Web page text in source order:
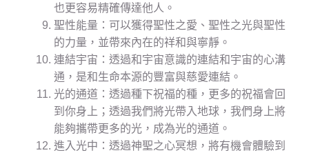
也更容易精確傳達他人。
聖性能量：可以獲得聖性之愛、聖性之光與聖性
的力量，並帶來內在的祥和與寧靜。
連結宇宙：透過和宇宙意識的連結和宇宙的心溝
通，是和生命本源的豐富與慈愛連結。
光的通道：透過種下祝福的種，更多的祝福會回
到你身上；透過我們將光帶入地球，我們身上將
能夠攜帶更多的光，成為光的通道。
進入光中：透過神聖之心冥想，將有機會體驗到